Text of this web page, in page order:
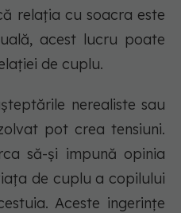
relația cu soacra este
acest lucru poate
de cuplu.
nerealiste sau
pot crea tensiuni.
să-și impună opinia
de cuplu a copilului
Aceste ingerințe